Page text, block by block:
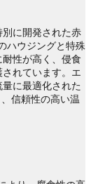
に開発された赤
ハウジングと特殊
性が高く、侵食
れています。エ
に最適化された
信頼性の高い温